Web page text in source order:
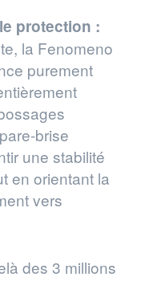
protection :
la Fenomeno
purement
brise
une stabilité
en orientant la
vers
des 3 millions